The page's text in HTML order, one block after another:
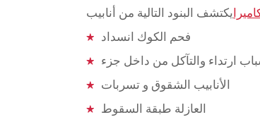
فحم الكوك انسداد
ارتداء والتآكل من داخل جزء
الأنابيب الشقوق و تسربات
العازلة طبقة السقوط